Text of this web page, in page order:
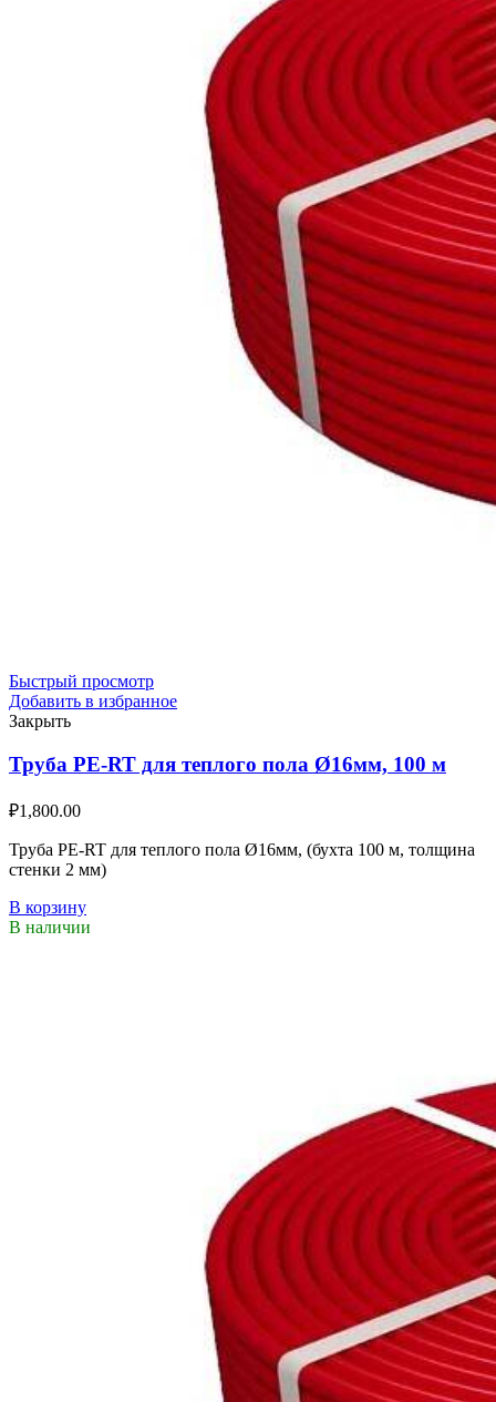
Быстрый просмотр
Добавить в избранное
Закрыть
Труба PE-RT для теплого пола Ø16мм, 100 м
₽1,800.00
Труба PE-RT для теплого пола Ø16мм, (бухта 100 м, толщина
стенки 2 мм)
В корзину
В наличии